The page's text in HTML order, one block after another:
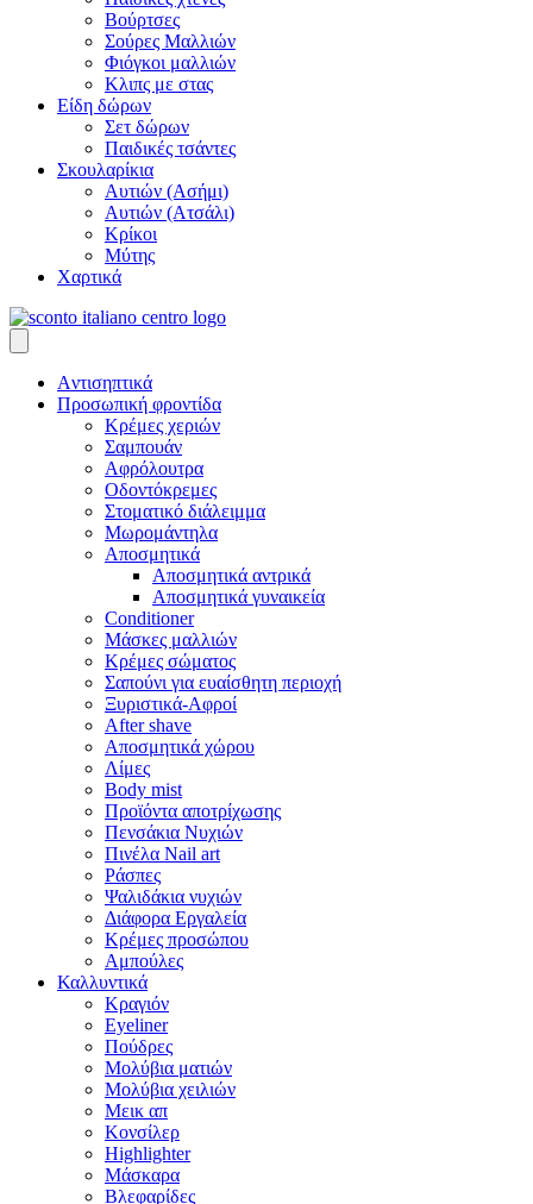
Βούρτσες
Σούρες Μαλλιών
Φιόγκοι μαλλιών
Κλιπς με στας
Είδη δώρων
Σετ δώρων
Παιδικές τσάντες
Σκουλαρίκια
Αυτιών (Ασήμι)
Αυτιών (Ατσάλι)
Κρίκοι
Μύτης
Χαρτικά
Aντισηπτικά
Προσωπική φροντίδα
Κρέμες χεριών
Σαμπουάν
Αφρόλουτρα
Οδοντόκρεμες
Στοματικό διάλειμμα
Μωρομάντηλα
Αποσμητικά
Αποσμητικά αντρικά
Αποσμητικά γυναικεία
Conditioner
Μάσκες μαλλιών
Κρέμες σώματος
Σαπούνι για ευαίσθητη περιοχή
Ξυριστικά-Αφροί
After shave
Αποσμητικά χώρου
Λίμες
Body mist
Προϊόντα αποτρίχωσης
Πενσάκια Νυχιών
Πινέλα Nail art
Ράσπες
Ψαλιδάκια νυχιών
Διάφορα Εργαλεία
Κρέμες προσώπου
Αμπούλες
Καλλυντικά
Κραγιόν
Eyeliner
Πούδρες
Μολύβια ματιών
Μολύβια χειλιών
Μεικ απ
Κονσίλερ
Highlighter
Μάσκαρα
Βλεφαρίδες